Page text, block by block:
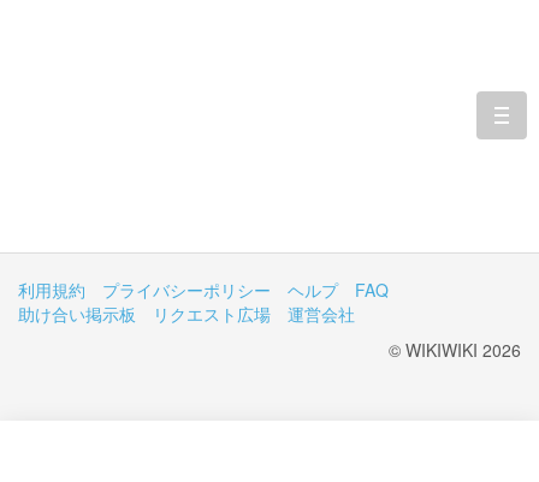
利用規約 プライバシーポリシー ヘルプ
FAQ
助け合い掲示板
リクエスト広場
運営会社
© WIKIWIKI 2026